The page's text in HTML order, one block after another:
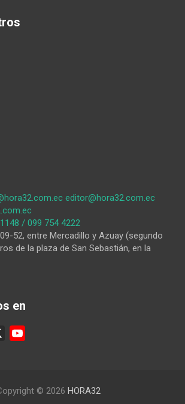
editor@hora32.com.ec
/ 099 754 4222
52, entre Mercadillo y Azuay (segundo
de la plaza de San Sebastián, en la
en
u
© 2026 HORA32